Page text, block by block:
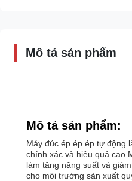
Mô tả sản phẩm
Mô tả sản phẩm:
Máy đúc ép ép ép tự động
chính xác và hiệu quả
làm tăng năng suất và
cho môi trường sản xuất